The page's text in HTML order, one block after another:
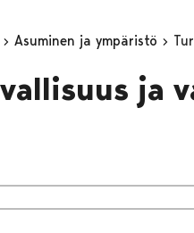
Asuminen ja ympäristö
ja